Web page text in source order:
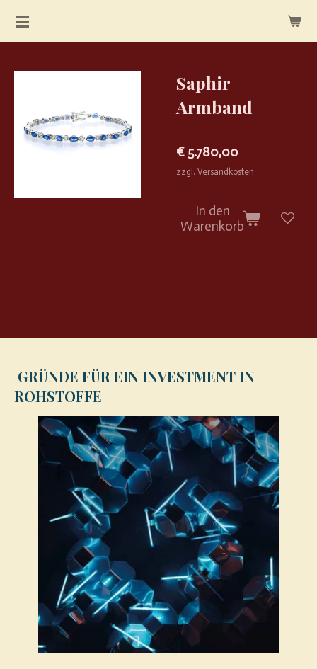
Zum
Saphir
Armband
€ 5.780,00
zzgl. Versandkosten
In den
Warenkorb
GRÜNDE FÜR EIN INVESTMENT IN
ROHSTOFFE